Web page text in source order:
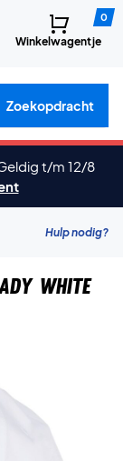
0
Winkelwagentje
Zoekopdracht
t/m 12/8
Hulp nodig?
White